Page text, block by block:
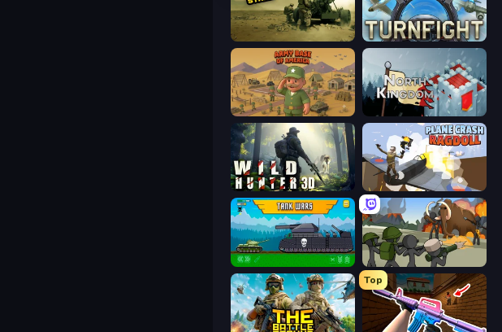
Modern Cannon Strike Turnfight
Army Base Of America North Kingdom: Siege Castle
Wild Hunter 3D Plane Crash Ragdoll Simulator
Tanks 2D: Tank Wars Stickman History Battle
Top